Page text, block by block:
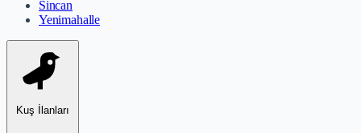
Sincan
Yenimahalle
Kuş İlanları